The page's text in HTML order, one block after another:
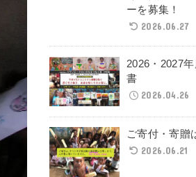
ーを募集！
2026.06.27
2026・2027
書
2026.04.26
ご寄付・寄贈
2026.06.21